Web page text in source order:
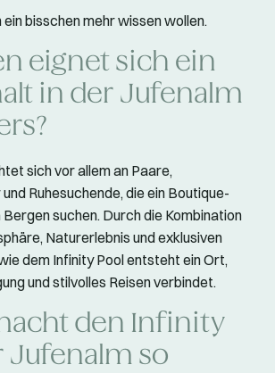
ein bisschen mehr wissen wollen.
eignet sich ein
in der Jufenalm
sich vor allem an Paare,
Ruhesuchende, die ein Boutique-
suchen. Durch die Kombination
Naturerlebnis und exklusiven
dem Infinity Pool entsteht ein Ort,
und stilvolles Reisen verbindet.
den Infinity
Jufenalm so